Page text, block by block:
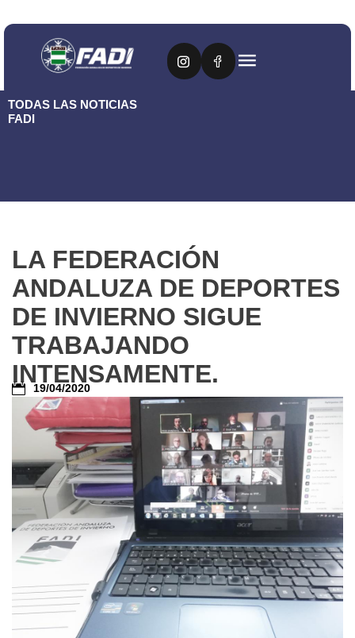
TODAS LAS NOTICIAS
FADI
LA FEDERACIÓN
ANDALUZA DE DEPORTES
DE INVIERNO SIGUE
TRABAJANDO
INTENSAMENTE.
19/04/2020